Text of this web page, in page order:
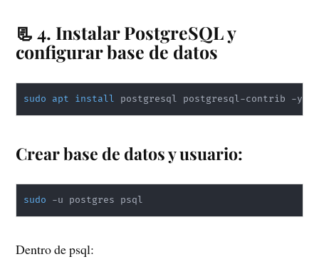
📃 4. Instalar PostgreSQL y
configurar base de datos
sudo apt install postgresql postgresql-contrib -y
Crear base de datos y usuario:
sudo -u postgres psql
Dentro de psql: